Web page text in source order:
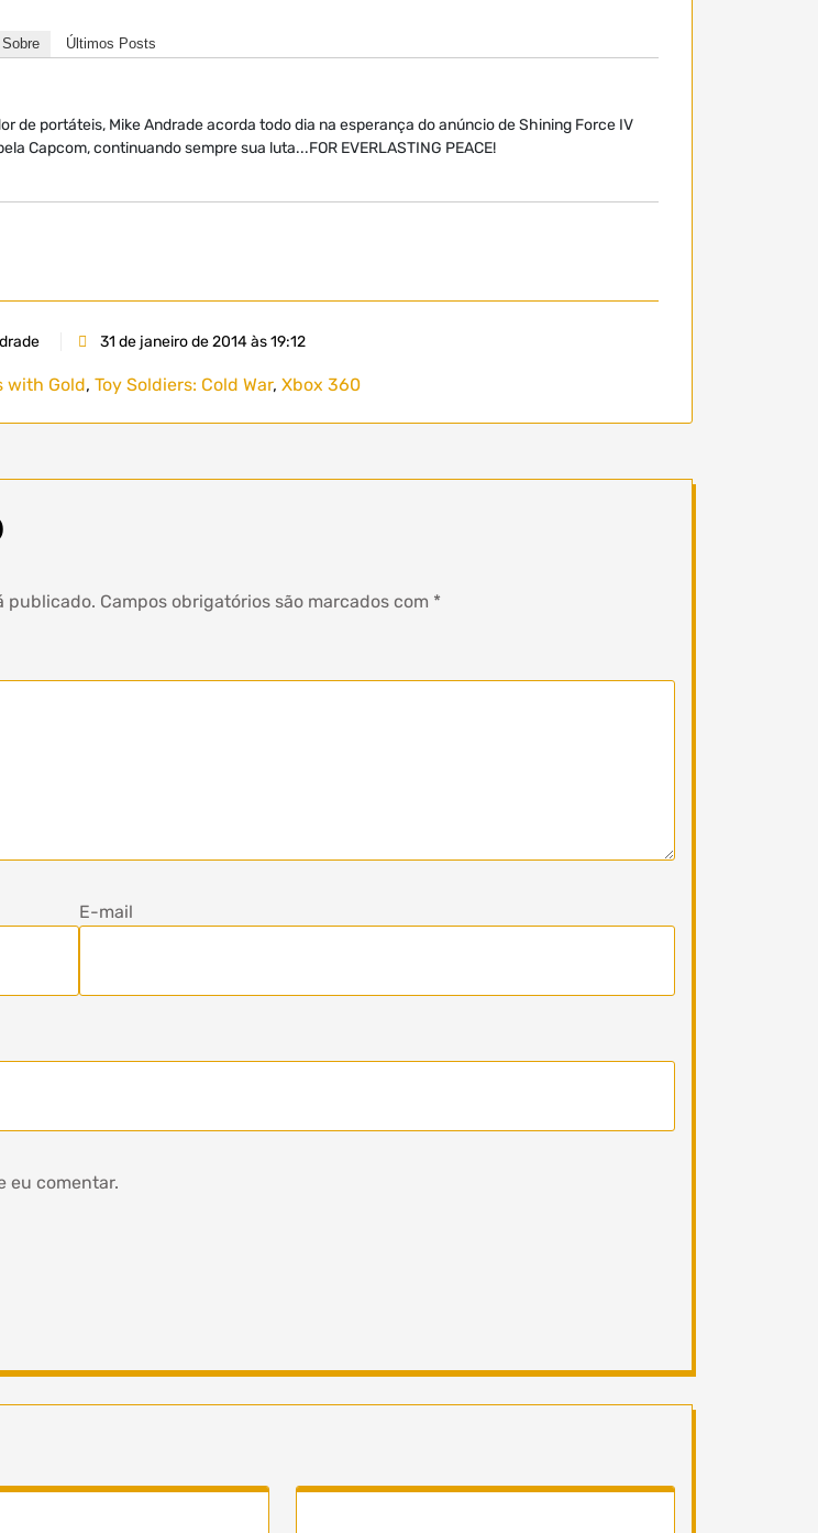
Sobre Últimos Posts
de portáteis, Mike Andrade acorda todo dia na esperança do anúncio de Shining Force IV
Capcom, continuando sempre sua luta...FOR EVERLASTING PEACE!
31 de janeiro de 2014 às 19:12
with Gold, Toy Soldiers: Cold War, Xbox 360
publicado. Campos obrigatórios são marcados com *
E-mail
eu comentar.